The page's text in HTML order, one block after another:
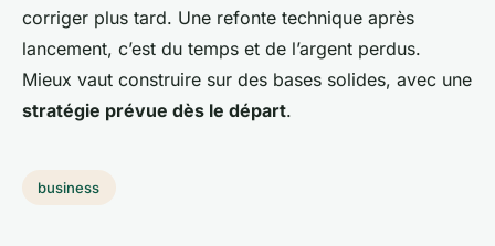
corriger plus tard. Une refonte technique après
lancement, c’est du temps et de l’argent perdus.
Mieux vaut construire sur des bases solides, avec une
stratégie prévue dès le départ.
business